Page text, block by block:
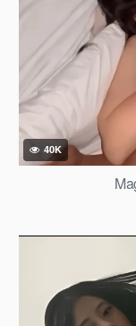
40K